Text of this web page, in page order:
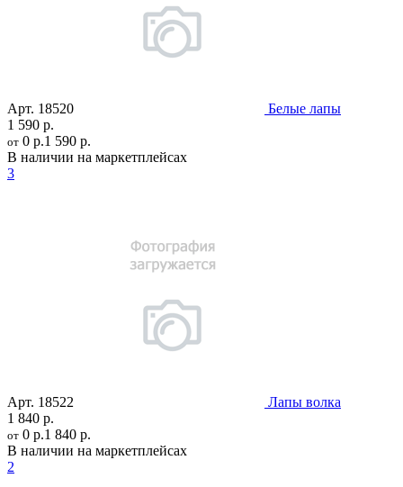
Арт. 18520
Белые лапы
1 590 р.
от 0 р.1 590 р.
В наличии на маркетплейсах
3
Арт. 18522
Лапы волка
1 840 р.
от 0 р.1 840 р.
В наличии на маркетплейсах
2